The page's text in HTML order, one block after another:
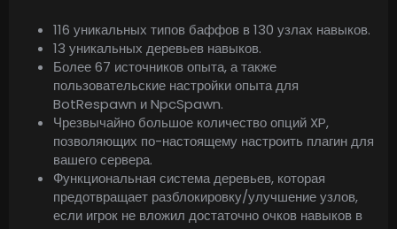
116 уникальных типов баффов в 130 узлах навыков.
13 уникальных деревьев навыков.
Более 67 источников опыта, а также
пользовательские настройки опыта для
BotRespawn и NpcSpawn.
Чрезвычайно большое количество опций XP,
позволяющих по-настоящему настроить плагин для
вашего сервера.
Функциональная система деревьев, которая
предотвращает разблокировку/улучшение узлов,
если игрок не вложил достаточно очков навыков в